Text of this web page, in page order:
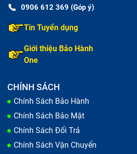
Vỏ laptop Bàn Phím Lenovo
Vỏ máy bị biến dạng do tiếp xúc
0906 612 369 (Góp ý)
Tin Tuyển dụng
Giới thiệu Bảo Hành
One
CHÍNH SÁCH
Chính Sách Bảo Hành
Chính Sách Bảo Mật
Chính Sách Đổi Trả
Chính Sách Vận Chuyển